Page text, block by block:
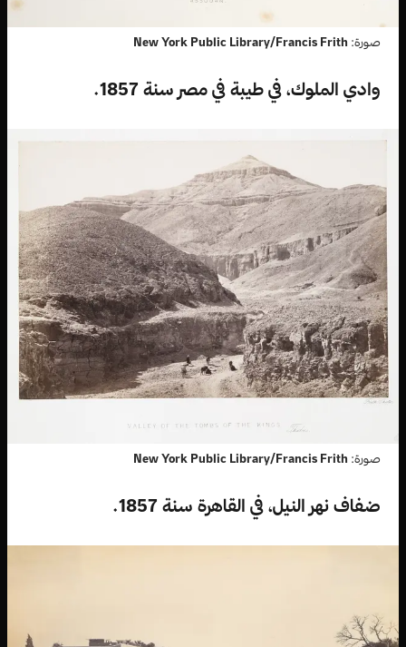
صورة: New York Public Library/Francis Frith
وادي الملوك، في طيبة في مصر سنة 1857.
صورة: New York Public Library/Francis Frith
ضفاف نهر النيل، في القاهرة سنة 1857.